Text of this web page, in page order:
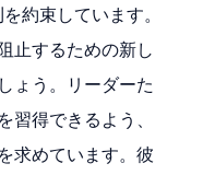
約束しています。
止するための新し
ょう。リーダーた
得できるよう、
求めています。彼